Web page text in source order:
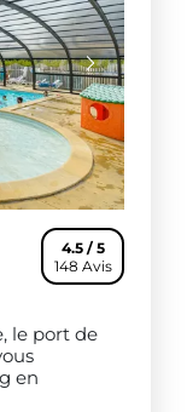
4.5 / 5
148 Avis
le port de
en